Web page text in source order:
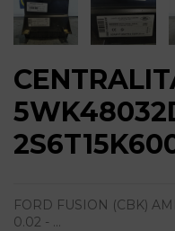
FORD FUSION (CBK)
0.02 - ...